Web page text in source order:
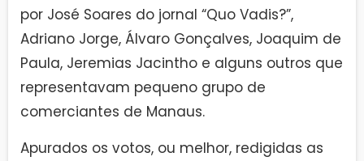
por José Soares do jornal “Quo Vadis?”,
Adriano Jorge, Álvaro Gonçalves, Joaquim de
Paula, Jeremias Jacintho e alguns outros que
representavam pequeno grupo de
comerciantes de Manaus.
Apurados os votos, ou melhor, redigidas as